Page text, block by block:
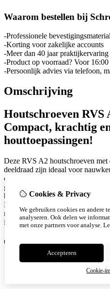
Waarom bestellen bij
-Professionele
-Korting voor zakelijke accounts
-Meer dan 40 jaar
-Product op voorraad? Voor
-Persoonlijk advies via telefoon,
Omschrijving
Houtschroeven RVS
Compact, krachtig
houttoepassingen!
Deze RVS A2 houtschroeven met
deeldraad zijn ideaal voor
compacte afmetingen en
gedeelde schroefdraad en de
bieden deze schroeven optimale
De combinatie van roestvast staal
maakt deze 6x100/70 mm
interieurbouw of toepassingen in
✅
Deeldraad voor maximale
TX25 aandrijving voor
Cookies & Privacy
We gebruiken cookies en andere
analyseren. Ook delen we
met onze partners voor analyse.
Accepteren
Cookie-